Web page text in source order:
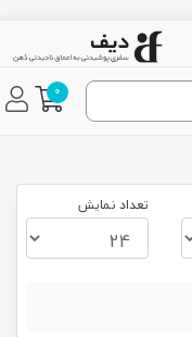
0
تعداد نمایش